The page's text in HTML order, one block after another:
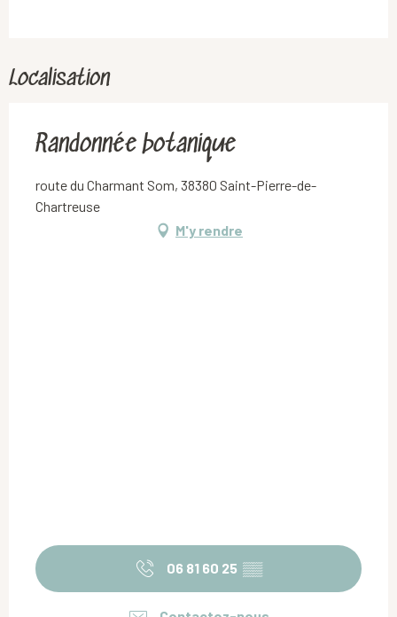
Localisation
Randonnée botanique
route du Charmant Som, 38380 Saint-Pierre-de-
Chartreuse
M'y rendre
06 81 60 25 ▒▒